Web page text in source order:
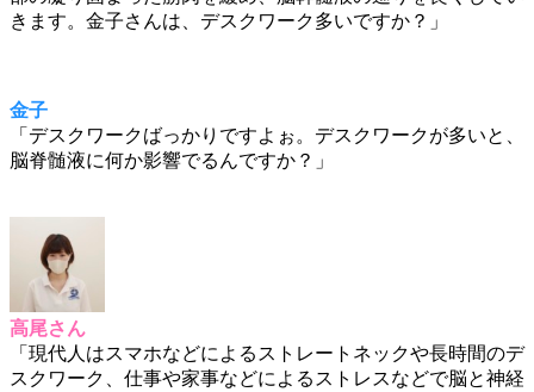
きます。金子さんは、デスクワーク多いですか？」
金子
「デスクワークばっかりですよぉ。デスクワークが多いと、
脳脊髄液に何か影響でるんですか？」
高尾さん
「現代人はスマホなどによるストレートネックや長時間のデ
スクワーク、仕事や家事などによるストレスなどで脳と神経